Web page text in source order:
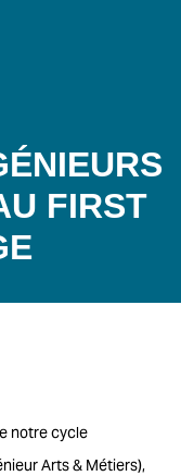
FIRST
notre cycle
Arts & Métiers),